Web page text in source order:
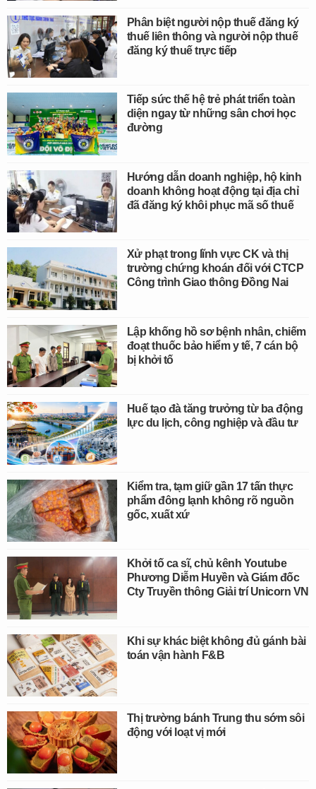
Phân biệt người nộp thuế đăng ký
thuế liên thông và người nộp thuế
đăng ký thuế trực tiếp
Tiếp sức thế hệ trẻ phát triển toàn
diện ngay từ những sân chơi học
đường
Hướng dẫn doanh nghiệp, hộ kinh
doanh không hoạt động tại địa chỉ
đã đăng ký khôi phục mã số thuế
Xử phạt trong lĩnh vực CK và thị
trường chứng khoán đối với CTCP
Công trình Giao thông Đồng Nai
Lập khống hồ sơ bệnh nhân, chiếm
đoạt thuốc bảo hiểm y tế, 7 cán bộ
bị khởi tố
Huế tạo đà tăng trưởng từ ba động
lực du lịch, công nghiệp và đầu tư
Kiểm tra, tạm giữ gần 17 tấn thực
phẩm đông lạnh không rõ nguồn
gốc, xuất xứ
Khởi tố ca sĩ, chủ kênh Youtube
Phương Diễm Huyền và Giám đốc
Cty Truyền thông Giải trí Unicorn VN
Khi sự khác biệt không đủ gánh bài
toán vận hành F&B
Thị trường bánh Trung thu sớm sôi
động với loạt vị mới